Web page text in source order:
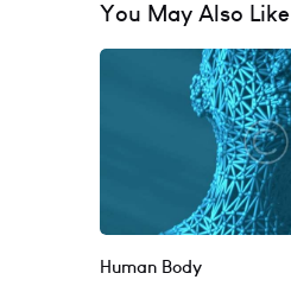
You May Also Like
Human Body